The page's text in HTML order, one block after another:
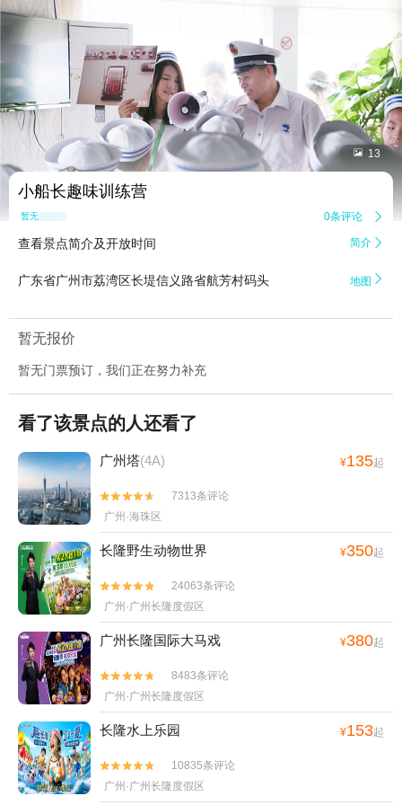
 13
小船长趣味训练营
暂无点评 0条评论 
查看景点简介及开放时间 简介 
广东省广州市荔湾区长堤信义路省航芳村码头 地图 
暂无报价
暂无门票预订，我们正在努力补充
看了该景点的人还看了
广州塔(4A) ¥135起


7313条评论
广州·海珠区
长隆野生动物世界 ¥350起


24063条评论
广州·广州长隆度假区
广州长隆国际大马戏 ¥380起


8483条评论
广州·广州长隆度假区
长隆水上乐园 ¥153起


10835条评论
广州·广州长隆度假区
